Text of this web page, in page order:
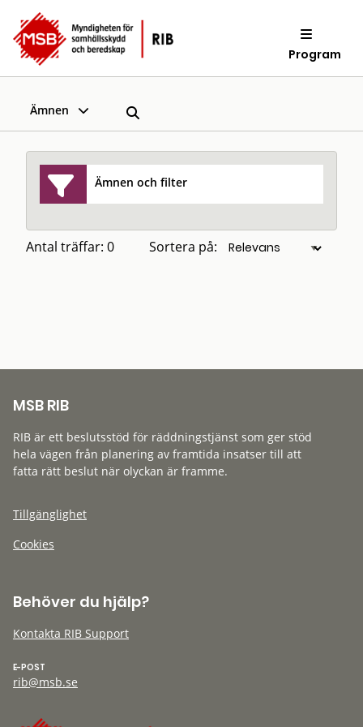
Program
Ämnen
Ämnen och filter
Antal träffar: 0 Sortera på:
MSB RIB
RIB är ett beslutsstöd för räddningstjänst som ger stöd
hela vägen från planering av framtida insatser till att
fatta rätt beslut när olyckan är framme.
Tillgänglighet
Cookies
Behöver du hjälp?
Kontakta RIB Support
E-POST
rib@msb.se